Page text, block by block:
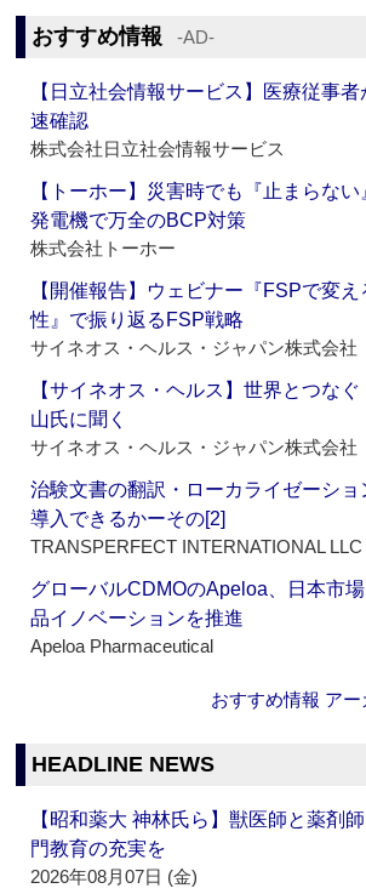
おすすめ情報 ‐AD‐
【日立社会情報サービス】医療従事
速確認
株式会社日立社会情報サービス
【トーホー】災害時でも『止まらな
発電機で万全のBCP対策
株式会社トーホー
【開催報告】ウェビナー『FSPで変
性』で振り返るFSP戦略
サイネオス・ヘルス・ジャパン株式会社
【サイネオス・ヘルス】世界とつな
山氏に聞く
サイネオス・ヘルス・ジャパン株式会社
治験文書の翻訳・ローカライゼーショ
導入できるかーその[2]
TRANSPERFECT INTERNATIONAL LLC
グローバルCDMOのApeloa、日本市
品イノベーションを推進
Apeloa Pharmaceutical
おすすめ情報 アー
HEADLINE NEWS
【昭和薬大 神林氏ら】獣医師と薬剤
門教育の充実を
2026年08月07日 (金)